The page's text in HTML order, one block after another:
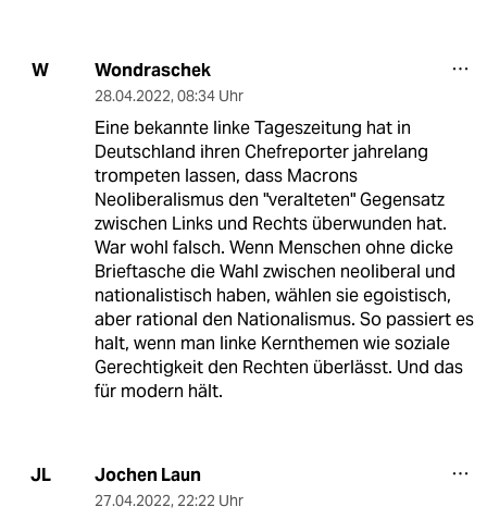
W Wondraschek
28.04.2022, 08:34 Uhr
Eine bekannte linke Tageszeitung hat in
Deutschland ihren Chefreporter jahrelang
trompeten lassen, dass Macrons
Neoliberalismus den "veralteten" Gegensatz
zwischen Links und Rechts überwunden hat.
War wohl falsch. Wenn Menschen ohne dicke
Brieftasche die Wahl zwischen neoliberal und
nationalistisch haben, wählen sie egoistisch,
aber rational den Nationalismus. So passiert es
halt, wenn man linke Kernthemen wie soziale
Gerechtigkeit den Rechten überlässt. Und das
für modern hält.
JL Jochen Laun
27.04.2022, 22:22 Uhr